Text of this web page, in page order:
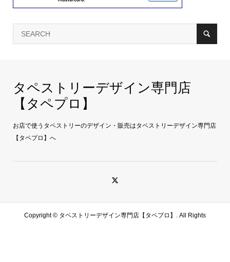
タペストリーデザイン専門店
【タペプロ】
お店で使うタペストリーのデザイン・販売はタペストリーデザイン専門店
【タペプロ】へ
Copyright © タペストリーデザイン専門店【タペプロ】. All Rights